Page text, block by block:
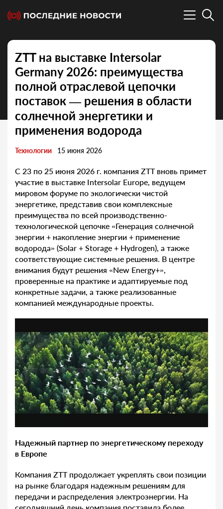
ZTT на выставке Intersolar
Germany 2026: преимущества
полной отраслевой цепочки
поставок — решения в области
солнечной энергетики и
применения водорода
Технологии 15 июня 2026
С 23 по 25 июня 2026 г. компания ZTT вновь примет
участие в выставке Intersolar Europe, ведущем
мировом форуме по экологически чистой
энергетике, представив свои комплексные
преимущества по всей производственно-
технологической цепочке «Генерация солнечной
энергии + накопление энергии + применение
водорода» (Solar + Storage + Hydrogen), а также
соответствующие системные решения. В центре
внимания будут решения «New Energy+»,
проверенные на практике и адаптируемые под
конкретные задачи, а также реализованные
компанией международные проекты.
Надежный партнер по энергетическому переходу
в Европе
Компания ZTT продолжает укреплять свои позиции
на рынке благодаря надежным решениям для
передачи и распределения электроэнергии. На